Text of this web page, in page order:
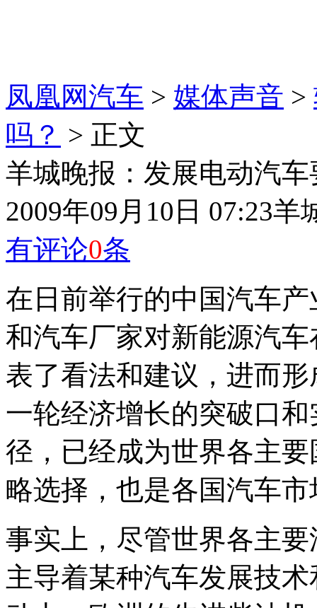
凤凰网汽车 > 媒体声音 >
吗？ > 正文
羊城晚报：发展电动汽
2009年09月10日 07:23羊
有评论0条
在日前举行的中国汽车
和汽车厂家对新能源汽
表了看法和建议，进而
一轮经济增长的突破口
径，已经成为世界各主
略选择，也是各国汽车
事实上，尽管世界各主
主导着某种汽车发展技